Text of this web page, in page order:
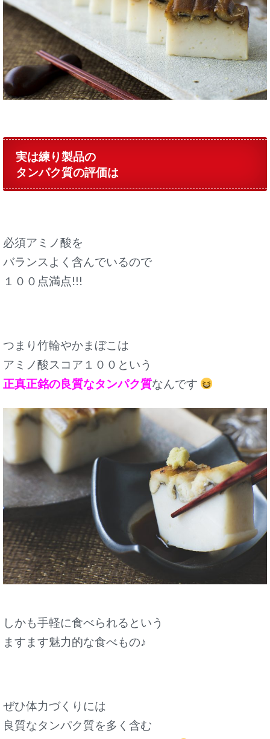
実は練り製品の
タンパク質の評価は
必須アミノ酸を
バランスよく含んでいるので
１００点満点!!!
つまり竹輪やかまぼこは
アミノ酸スコア１００という
正真正銘の良質なタンパク質なんです
しかも手軽に食べられるという
ますます魅力的な食べもの♪
ぜひ体力づくりには
良質なタンパク質を多く含む